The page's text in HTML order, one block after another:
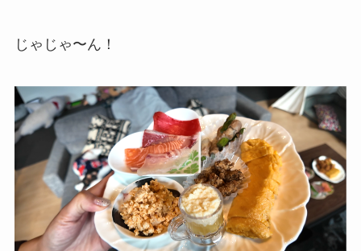
じゃじゃ〜ん！